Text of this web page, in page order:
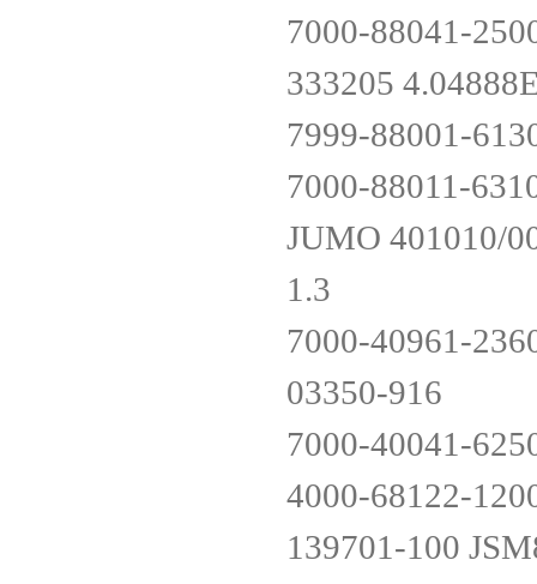
7000-88041-
333205
7999-88001-
7000-88011-
JUMO 401010/
1.3
7000-40961-
03350-916
7000-40041-
4000-68122-
139701-100